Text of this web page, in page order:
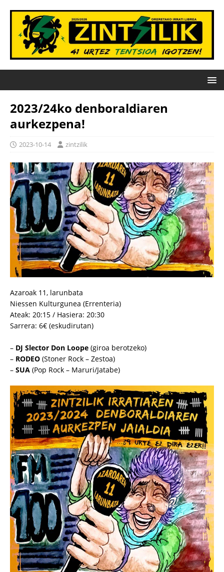
2023/24ko denboraldiaren
aurkezpena!
2023-10-14 zintzilik
Azaroak 11, larunbata
Niessen Kulturgunea (Errenteria)
Ateak: 20:15 / Hasiera: 20:30
Sarrera: 6€ (eskudirutan)
– DJ Slector Don Loope (giroa berotzeko)
– RODEO (Stoner Rock – Zestoa)
– SUA (Pop Rock – Maruri/Jatabe)